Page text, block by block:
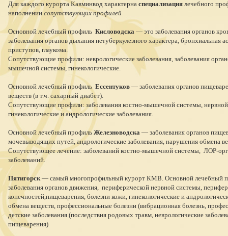
Для каждого курорта Кавминвод характерна специализация лечебного
наполнениисопутствующих профилей
Основной лечебный профиль Кисловодска — это заболевания органов
заболевания органов дыхания нетуберкулезного характера, бронхиальная
приступов, глаукома.
Сопутствующие профили: неврологические заболевания, заболевания
мышечной системы, гинекологические.
Основной лечебный профиль Ессентуков — заболевания органов
веществ (в т.ч. сахарный диабет).
Сопутствующие профили: заболевания костно-мышечной системы,
гинекологические и андрологические заболевания.
Основной лечебный профиль Железноводска — заболевания органов
мочевыводящих путей, андрологические заболевания, нарушения обмена
Сопутствующее лечение: заболеваний костно-мышечной системы, ЛОР-
заболеваний.
Пятигорск— самый многопрофильный курорт КМВ. Основной лечебный
заболевания органов движения, периферической нервной системы,
конечностей,пищеварения, болезни кожи, гинекологические и
обмена веществ, профессиональные болезни (вибрационная болезнь,
детские заболевания (последствия родовых травм, неврологические
пищеварения)